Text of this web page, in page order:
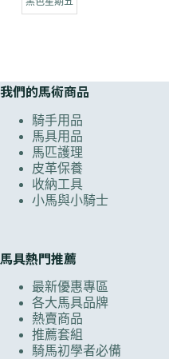
我們的馬術商品
騎手用品
馬具用品
馬匹護理
皮革保養
收納工具
小馬與小騎士
馬具熱門推薦
最新優惠專區
各大馬具品牌
熱賣商品
推薦套組
騎馬初學者必備